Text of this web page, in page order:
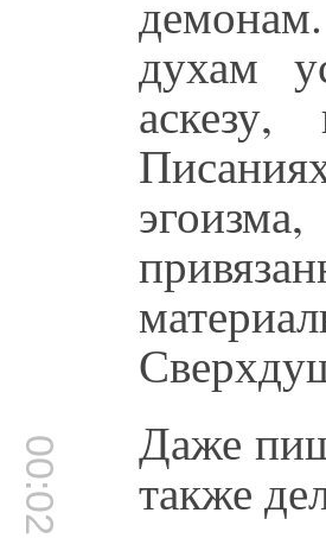
духам
Даже
также